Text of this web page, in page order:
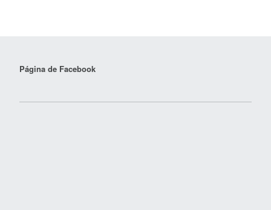
Página de Facebook